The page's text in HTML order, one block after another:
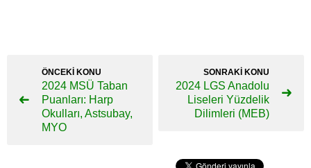
ÖNCEKİ KONU
2024 MSÜ Taban
Puanları: Harp
Okulları, Astsubay,
MYO
SONRAKİ KONU
2024 LGS Anadolu
Liseleri Yüzdelik
Dilimleri (MEB)